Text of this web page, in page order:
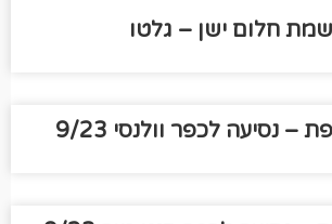
חלום ישן – גלטו
נסיעה לכפר וולנסי 9/23